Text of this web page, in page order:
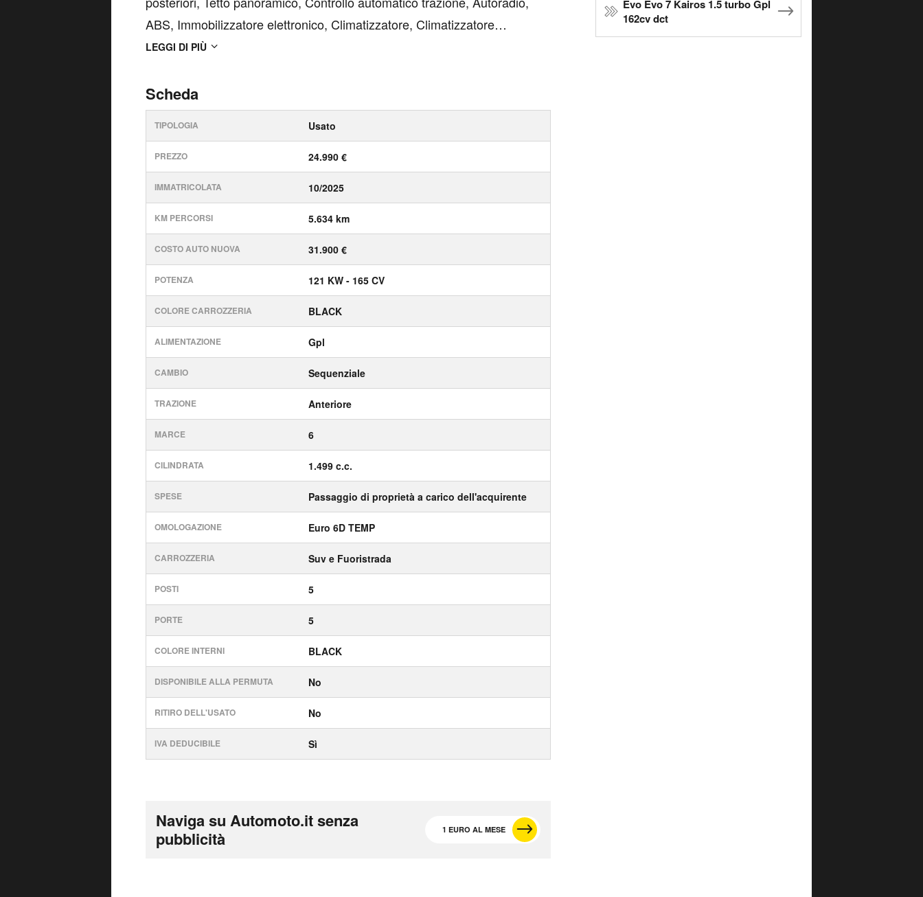
ABS, Immobilizzatore elettronico, Climatizzatore, Climatizzatore
automatico, Regolazione elettrica sedili, MP3, ESP, Sedili riscaldati,
LEGGI DI PIÙ
Scheda
TIPOLOGIA Usato
PREZZO 24.990 €
IMMATRICOLATA 10/2025
KM PERCORSI 5.634 km
COSTO AUTO NUOVA 31.900 €
POTENZA 121 KW - 165 CV
COLORE CARROZZERIA BLACK
ALIMENTAZIONE Gpl
CAMBIO Sequenziale
TRAZIONE Anteriore
MARCE 6
CILINDRATA 1.499 c.c.
SPESE Passaggio di proprietà a carico dell'acquirente
OMOLOGAZIONE Euro 6D TEMP
CARROZZERIA Suv e Fuoristrada
POSTI 5
PORTE 5
COLORE INTERNI BLACK
DISPONIBILE ALLA PERMUTA No
RITIRO DELL'USATO No
IVA DEDUCIBILE Sì
Naviga su Automoto.it senza
pubblicità
1 EURO AL MESE
Evo Evo 7 Kairos 1.5 turbo Gpl
162cv dct